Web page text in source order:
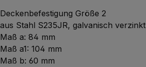
Deckenbefestigung Größe 2
aus Stahl S235JR, galvanisch verzinkt
Maß a: 84 mm
Maß a1: 104 mm
Maß b: 60 mm